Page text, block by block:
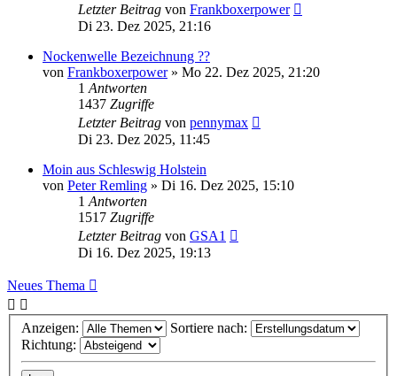
Letzter Beitrag von Frankboxerpower
Di 23. Dez 2025, 21:16
Nockenwelle Bezeichnung ??
von Frankboxerpower» Mo 22. Dez 2025, 21:20
1 Antworten
1437 Zugriffe
Letzter Beitrag von pennymax
Di 23. Dez 2025, 11:45
Moin aus Schleswig Holstein
von Peter Remling » Di 16. Dez 2025, 15:10
1 Antworten
1517 Zugriffe
Letzter Beitrag von GSA1
Di 16. Dez 2025, 19:13
Neues Thema
Anzeigen:
Sortiere nach:
Richtung: